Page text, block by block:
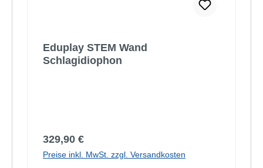
Eduplay STEM Wand
Schlagidiophon
Regulärer Preis:
329,90 €
Preise inkl. MwSt. zzgl. Versandkosten